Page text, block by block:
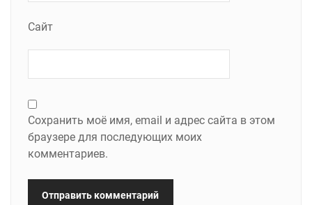
Сайт
Сохранить моё имя, email и адрес сайта в этом
браузере для последующих моих
комментариев.